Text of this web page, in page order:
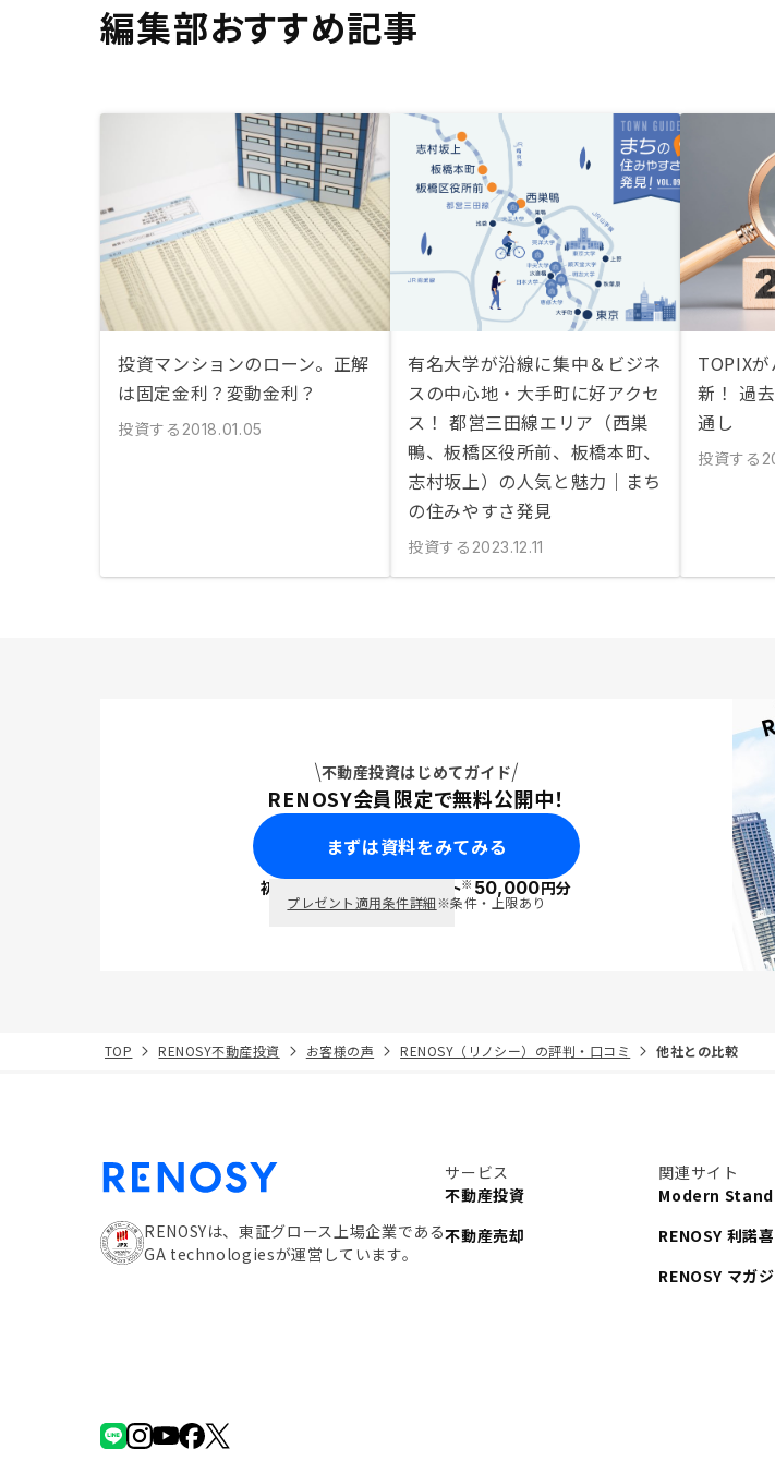
編集部おすすめ記事
投資マンションのローン。正解
は固定金利？変動金利？
投資する 2018.01.05
有名大学が沿線に集中＆ビジネ
スの中心地・大手町に好アクセ
ス！ 都営三田線エリア（西巣
鴨、板橋区役所前、板橋本町、
志村坂上）の人気と魅力｜まち
の住みやすさ発見
投資する 2023.12.11
TOPIX
新！ 過
通し
投資する
不動産投資はじめてガイド
RENOSY会員限定で無料公開中！
まずは資料をみてみる
初回面談で ポイント※50,000円分
プレゼント適用条件詳細※条件・上限あり
TOP RENOSY不動産投資 お客様の声 RENOSY（リノシー）の評判・口コミ 他社との比較
RENOSYは、東証グロース上場企業である
GA technologiesが運営しています。
サービス
不動産投資
不動産売却
関連サイト
Modern
RENOSY 利諾喜
RENOSY マガ